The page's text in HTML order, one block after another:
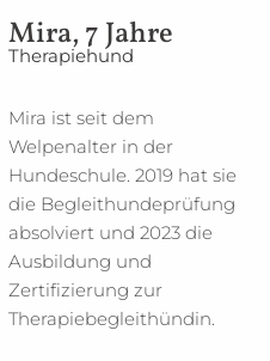
Mira, 7 Jahre
Therapiehund
Mira ist seit dem
Welpenalter in der
Hundeschule. 2019 hat sie
die Begleithundeprüfung
absolviert und 2023 die
Ausbildung und
Zertifizierung zur
Therapiebegleithündin.